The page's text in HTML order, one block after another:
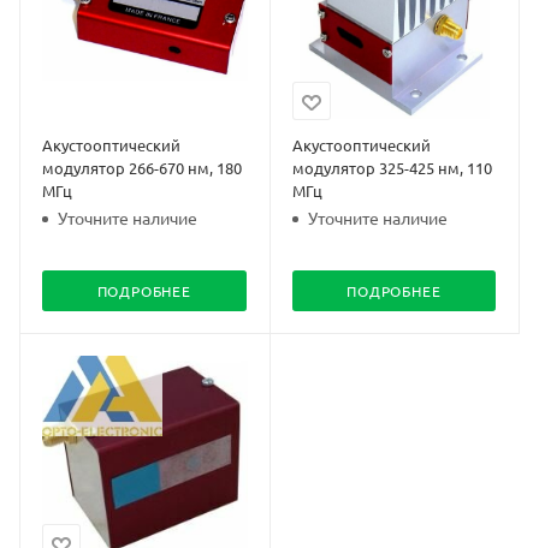
Акустооптический
модулятор 266-670 нм, 180
МГц
Уточните наличие
ПОДРОБНЕЕ
Акустооптический
модулятор 325-425 нм, 110
МГц
Уточните наличие
ПОДРОБНЕЕ